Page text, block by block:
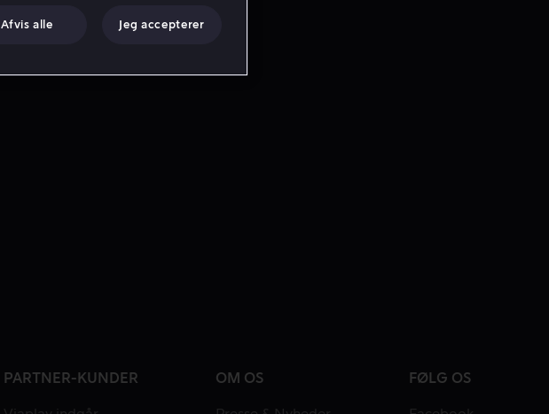
PARTNER-KUNDER OM OS FØLG OS
Afvis alle Jeg accepterer